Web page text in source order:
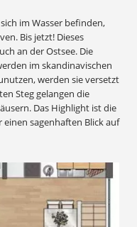
im Wasser befinden,
Bis jetzt! Dieses
an der Ostsee. Die
im skandinavischen
werden sie versetzt
Steg gelangen die
Das Highlight ist die
sagenhaften Blick auf